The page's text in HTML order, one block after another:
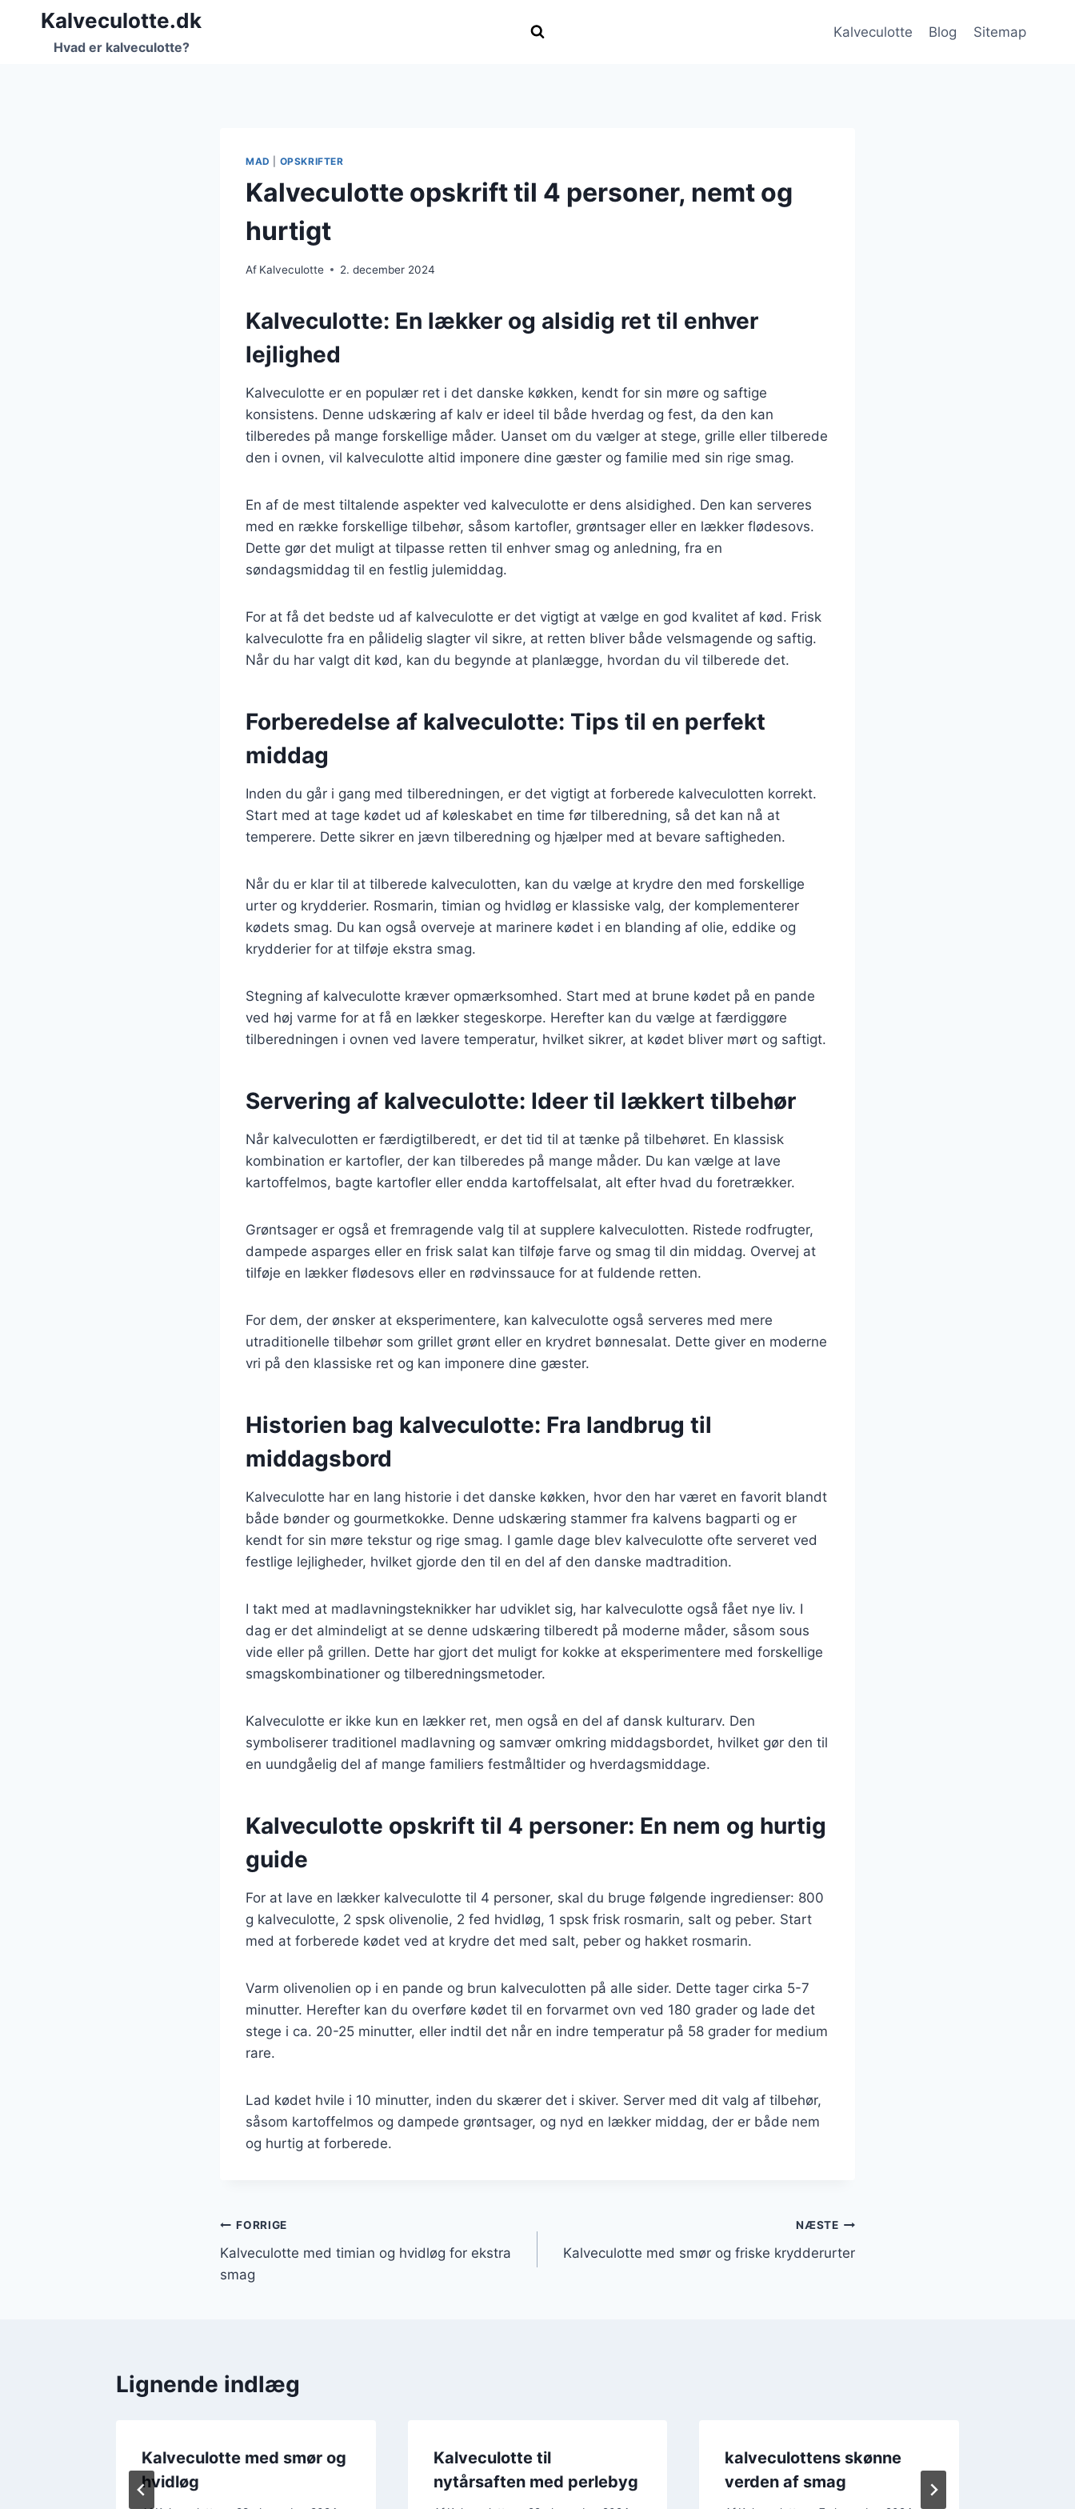
FortsætKalveculotte.dk
Hvad er kalveculotte?
Kalveculotte Blog Sitemap
MAD OPSKRIFTER
Kalveculotte opskrift til 4 personer, nemt og
hurtigt
Af Kalveculotte 2. december 2024
Kalveculotte: En lækker og alsidig ret til enhver
lejlighed
Kalveculotte er en populær ret i det danske køkken, kendt for sin møre og saftige
konsistens. Denne udskæring af kalv er ideel til både hverdag og fest, da den kan
tilberedes på mange forskellige måder. Uanset om du vælger at stege, grille eller tilberede
den i ovnen, vil kalveculotte altid imponere dine gæster og familie med sin rige smag.
En af de mest tiltalende aspekter ved kalveculotte er dens alsidighed. Den kan serveres
med en række forskellige tilbehør, såsom kartofler, grøntsager eller en lækker flødesovs.
Dette gør det muligt at tilpasse retten til enhver smag og anledning, fra en
søndagsmiddag til en festlig julemiddag.
For at få det bedste ud af kalveculotte er det vigtigt at vælge en god kvalitet af kød. Frisk
kalveculotte fra en pålidelig slagter vil sikre, at retten bliver både velsmagende og saftig.
Når du har valgt dit kød, kan du begynde at planlægge, hvordan du vil tilberede det.
Forberedelse af kalveculotte: Tips til en perfekt
middag
Inden du går i gang med tilberedningen, er det vigtigt at forberede kalveculotten korrekt.
Start med at tage kødet ud af køleskabet en time før tilberedning, så det kan nå at
temperere. Dette sikrer en jævn tilberedning og hjælper med at bevare saftigheden.
Når du er klar til at tilberede kalveculotten, kan du vælge at krydre den med forskellige
urter og krydderier. Rosmarin, timian og hvidløg er klassiske valg, der komplementerer
kødets smag. Du kan også overveje at marinere kødet i en blanding af olie, eddike og
krydderier for at tilføje ekstra smag.
Stegning af kalveculotte kræver opmærksomhed. Start med at brune kødet på en pande
ved høj varme for at få en lækker stegeskorpe. Herefter kan du vælge at færdiggøre
tilberedningen i ovnen ved lavere temperatur, hvilket sikrer, at kødet bliver mørt og saftigt.
Servering af kalveculotte: Ideer til lækkert tilbehør
Når kalveculotten er færdigtilberedt, er det tid til at tænke på tilbehøret. En klassisk
kombination er kartofler, der kan tilberedes på mange måder. Du kan vælge at lave
kartoffelmos, bagte kartofler eller endda kartoffelsalat, alt efter hvad du foretrækker.
Grøntsager er også et fremragende valg til at supplere kalveculotten. Ristede rodfrugter,
dampede asparges eller en frisk salat kan tilføje farve og smag til din middag. Overvej at
tilføje en lækker flødesovs eller en rødvinssauce for at fuldende retten.
For dem, der ønsker at eksperimentere, kan kalveculotte også serveres med mere
utraditionelle tilbehør som grillet grønt eller en krydret bønnesalat. Dette giver en moderne
vri på den klassiske ret og kan imponere dine gæster.
Historien bag kalveculotte: Fra landbrug til
middagsbord
Kalveculotte har en lang historie i det danske køkken, hvor den har været en favorit blandt
både bønder og gourmetkokke. Denne udskæring stammer fra kalvens bagparti og er
kendt for sin møre tekstur og rige smag. I gamle dage blev kalveculotte ofte serveret ved
festlige lejligheder, hvilket gjorde den til en del af den danske madtradition.
I takt med at madlavningsteknikker har udviklet sig, har kalveculotte også fået nye liv. I
dag er det almindeligt at se denne udskæring tilberedt på moderne måder, såsom sous
vide eller på grillen. Dette har gjort det muligt for kokke at eksperimentere med forskellige
smagskombinationer og tilberedningsmetoder.
Kalveculotte er ikke kun en lækker ret, men også en del af dansk kulturarv. Den
symboliserer traditionel madlavning og samvær omkring middagsbordet, hvilket gør den til
en uundgåelig del af mange familiers festmåltider og hverdagsmiddage.
Kalveculotte opskrift til 4 personer: En nem og hurtig
guide
For at lave en lækker kalveculotte til 4 personer, skal du bruge følgende ingredienser: 800
g kalveculotte, 2 spsk olivenolie, 2 fed hvidløg, 1 spsk frisk rosmarin, salt og peber. Start
med at forberede kødet ved at krydre det med salt, peber og hakket rosmarin.
Varm olivenolien op i en pande og brun kalveculotten på alle sider. Dette tager cirka 5-7
minutter. Herefter kan du overføre kødet til en forvarmet ovn ved 180 grader og lade det
stege i ca. 20-25 minutter, eller indtil det når en indre temperatur på 58 grader for medium
rare.
Lad kødet hvile i 10 minutter, inden du skærer det i skiver. Server med dit valg af tilbehør,
såsom kartoffelmos og dampede grøntsager, og nyd en lækker middag, der er både nem
og hurtig at forberede.
Indlægsnavigation
FORRIGE
Kalveculotte med timian og hvidløg for ekstra
smag
NÆSTE
Kalveculotte med smør og friske krydderurter
Lignende indlæg
Kalveculotte med smør og
hvidløg
Kalveculotte til
nytårsaften med perlebyg
kalveculottens skønne
verden af smag